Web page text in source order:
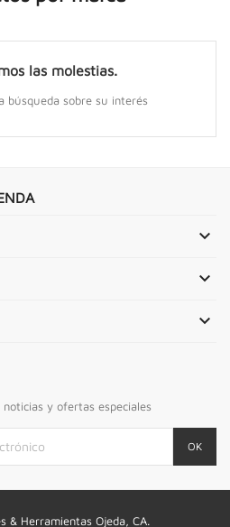
las molestias.
búsqueda sobre su interés



y ofertas especiales
& Herramientas Ojeda, CA.